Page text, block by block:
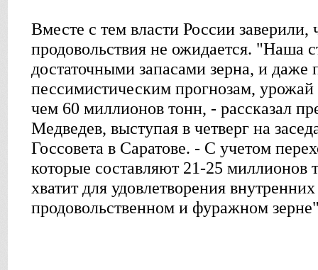
Вместе с тем власти России заверили,
продовольствия не ожидается. "Наша
достаточными запасами зерна, и
пессимистическим прогнозам,
чем 60 миллионов тонн, - рассказал
Медведев, выступая в четверг на
Госсовета в Саратове. - С учетом
которые составляют 21-25 миллионов
хватит для удовлетворения
продовольственном и фуражном